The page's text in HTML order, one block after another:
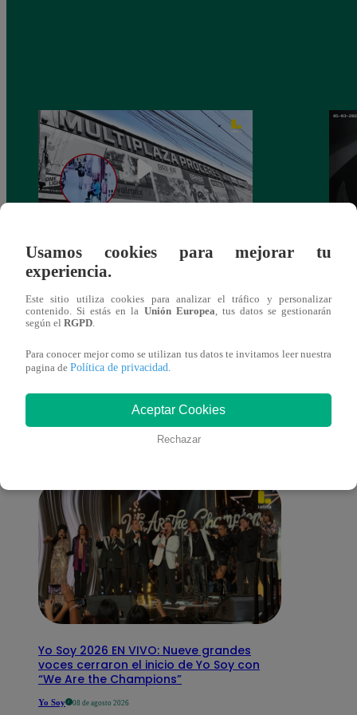
Asesinan a comerciante ferretero dentro de
galería en San Juan de Lurigancho
También te puede
interesar
Yo Soy 2026 EN VIVO: Nueve grandes
voces cerraron el inicio de Yo Soy con
“We Are the Champions”
Yo Soy 08 de agosto 2026
Usamos cookies para mejorar tu
experiencia.
Este sitio utiliza cookies para analizar el tráfico y personalizar
contenido. Si estás en la Unión Europea , tus datos se gestionarán
según el RGPD
Para conocer mejor como se utilizan tus datos te invitamos leer nuestra
pagina de Política de privacidad
Aceptar Cookies
Rechazar